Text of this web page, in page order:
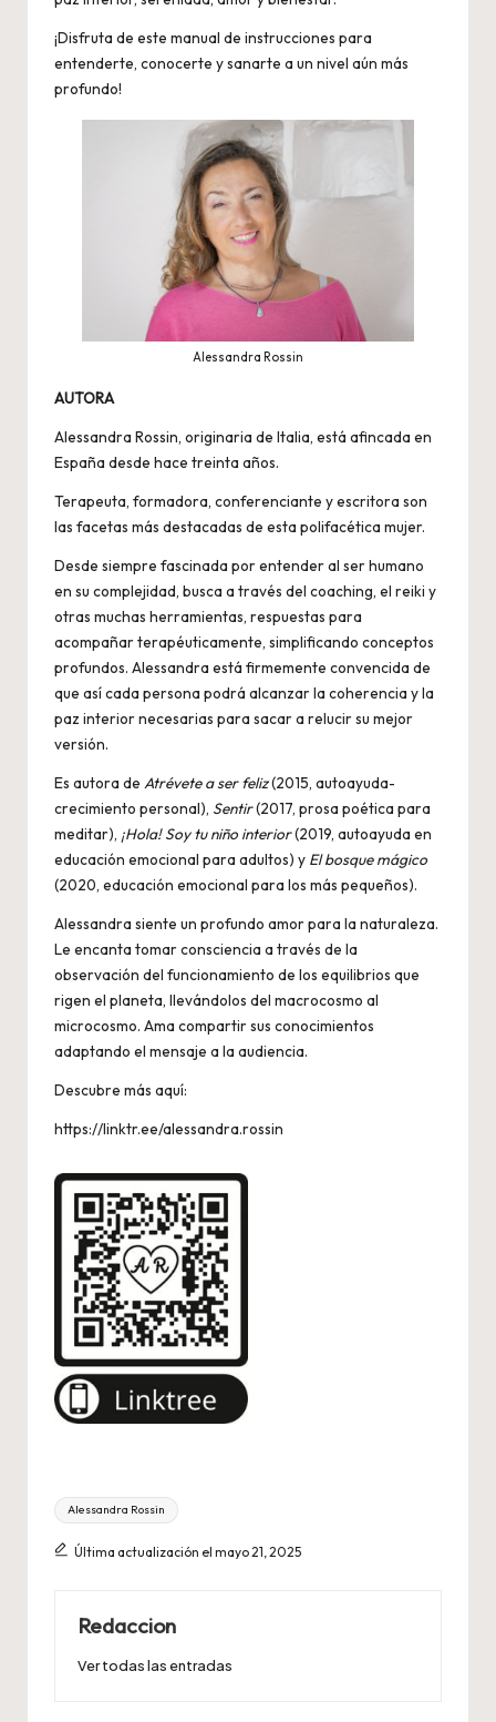
¡Disfruta de este manual de instrucciones para
entenderte, conocerte y sanarte a un nivel aún más
profundo!
Alessandra Rossin
AUTORA
Alessandra Rossin, originaria de Italia, está afincada en
España desde hace treinta años.
Terapeuta, formadora, conferenciante y escritora son
las facetas más destacadas de esta polifacética mujer.
Desde siempre fascinada por entender al ser humano
en su complejidad, busca a través del coaching, el reiki y
otras muchas herramientas, respuestas para
acompañar terapéuticamente, simplificando conceptos
profundos. Alessandra está firmemente convencida de
que así cada persona podrá alcanzar la coherencia y la
paz interior necesarias para sacar a relucir su mejor
versión.
Es autora de Atrévete a ser feliz(2015, autoayuda-
crecimiento personal), Sentir(2017, prosa poética para
meditar), ¡Hola! Soy tu niño interior(2019, autoayuda en
educación emocional para adultos) y El bosque mágico
(2020, educación emocional para los más pequeños).
Alessandra siente un profundo amor para la naturaleza.
Le encanta tomar consciencia a través de la
observación del funcionamiento de los equilibrios que
rigen el planeta, llevándolos del macrocosmo al
microcosmo. Ama compartir sus conocimientos
adaptando el mensaje a la audiencia.
Descubre más aquí:
https://linktr.ee/alessandra.rossin
Etiquetas:
Alessandra Rossin
Última actualización el mayo 21, 2025
Redaccion
Ver todas las entradas